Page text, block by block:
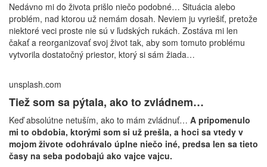
Nedávno mi do života prišlo niečo podobné… Situácia alebo
problém, nad ktorou už nemám dosah. Neviem ju vyriešiť, pretože
niektoré veci proste nie sú v ľudských rukách. Zostáva mi len
čakať a reorganizovať svoj život tak, aby som tomuto problému
vytvorila dostatočný priestor, ktorý si sám žiada…
unsplash.com
Tiež som sa pýtala, ako to zvládnem…
Keď absolútne netuším, ako to mám zvládnuť… A pripomenulo
mi to obdobia, ktorými som si už prešla, a hoci sa vtedy v
mojom živote odohrávalo úplne niečo iné, predsa len sa tieto
časy na seba podobajú ako vajce vajcu.